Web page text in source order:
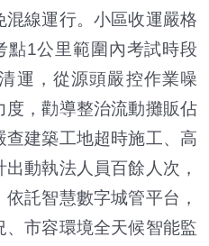
線運行。小區收運嚴格
點1公里範圍內考試時段
運，從源頭嚴控作業噪
，勸導整治流動攤販佔
建築工地超時施工、高
動執法人員百餘人次，
託智慧數字城管平台，
市容環境全天候智能監